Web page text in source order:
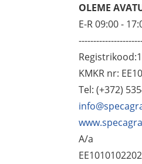
OLEME
E-R 09:00 -
KMKR nr:
Tel: (+372)
A/a